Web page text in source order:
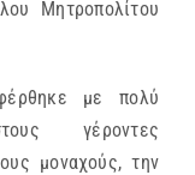
Μητροπολίτου
με πολύ
γέροντες
μοναχούς, την